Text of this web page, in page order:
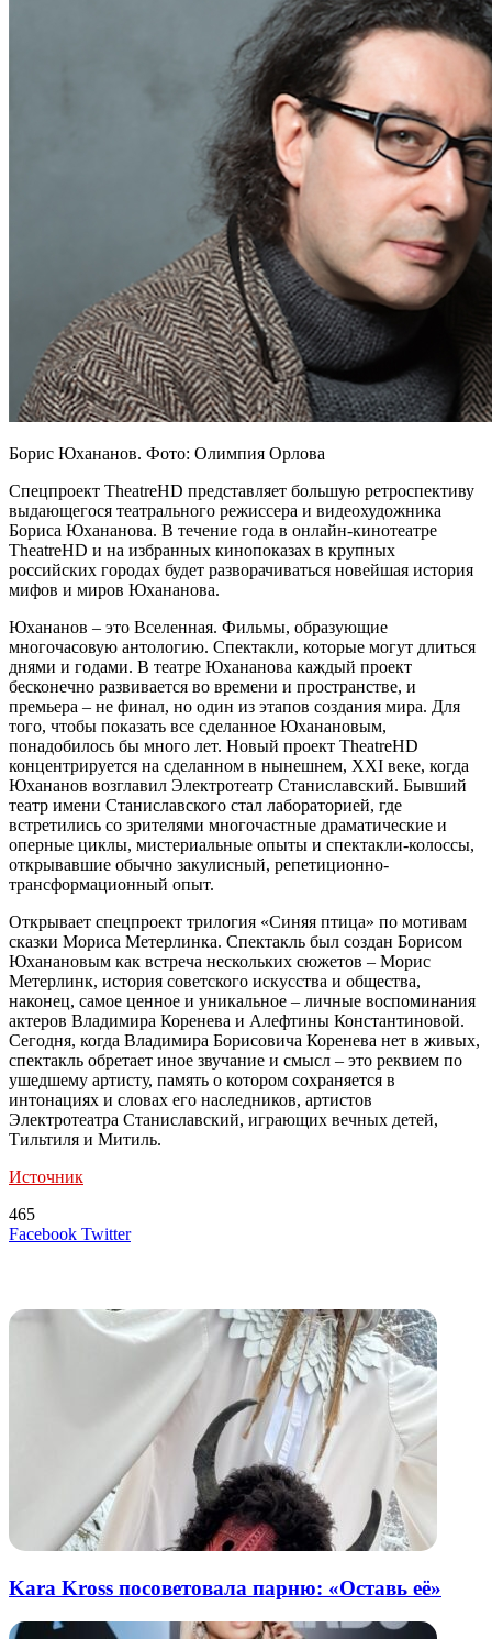
Борис Юхананов. Фото: Олимпия Орлова
Спецпроект TheatreHD представляет большую ретроспективу
выдающегося театрального режиссера и видеохудожника
Бориса Юхананова. В течение года в онлайн-кинотеатре
TheatreHD и на избранных кинопоказах в крупных
российских городах будет разворачиваться новейшая история
мифов и миров Юхананова.
Юхананов – это Вселенная. Фильмы, образующие
многочасовую антологию. Спектакли, которые могут длиться
днями и годами. В театре Юхананова каждый проект
бесконечно развивается во времени и пространстве, и
премьера – не финал, но один из этапов создания мира. Для
того, чтобы показать все сделанное Юханановым,
понадобилось бы много лет. Новый проект TheatreHD
концентрируется на сделанном в нынешнем, XXI веке, когда
Юхананов возглавил Электротеатр Станиславский. Бывший
театр имени Станиславского стал лабораторией, где
встретились со зрителями многочастные драматические и
оперные циклы, мистериальные опыты и спектакли-колоссы,
открывавшие обычно закулисный, репетиционно-
трансформационный опыт.
Открывает спецпроект трилогия «Синяя птица» по мотивам
сказки Мориса Метерлинка. Спектакль был создан Борисом
Юханановым как встреча нескольких сюжетов – Морис
Метерлинк, история советского искусства и общества,
наконец, самое ценное и уникальное – личные воспоминания
актеров Владимира Коренева и Алефтины Константиновой.
Сегодня, когда Владимира Борисовича Коренева нет в живых,
спектакль обретает иное звучание и смысл – это реквием по
ушедшему артисту, память о котором сохраняется в
интонациях и словах его наследников, артистов
Электротеатра Станиславский, играющих вечных детей,
Тильтиля и Митиль.
Источник
465
Facebook TwitterLinkedIn
Tumblr
Reddit
Вконтакте
Одноклассники
Skype
Messenger
Messenger
WhatsApp
Telegram
Viber
Line
Поделиться
Печатать
Kara Kross посоветовала парню: «Оставь её»